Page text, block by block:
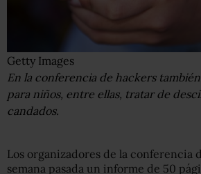
Getty Images
En la conferencia de hackers
para niños, entre ellas, tratar de
candados.
Los organizadores de la conferencia
semana pasada un informe de 50